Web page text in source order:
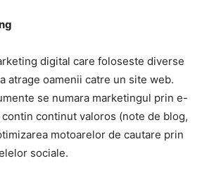
digital care foloseste diverse
atrage oamenii catre un site web.
se numara marketingul prin e-
continut valoros (note de blog,
motoarelor de cautare prin
sociale.